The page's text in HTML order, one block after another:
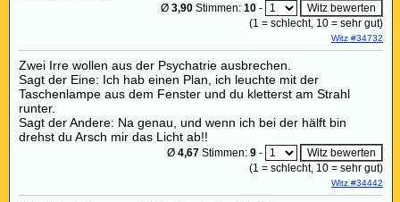
Ø 3,90 Stimmen: 10 -
(1 = schlecht, 10 = sehr gut)
Witz #34732
Zwei Irre wollen aus der Psychatrie ausbrechen.
Sagt der Eine: Ich hab einen Plan, ich leuchte mit der
Taschenlampe aus dem Fenster und du kletterst am Strahl
runter.
Sagt der Andere: Na genau, und wenn ich bei der hälft bin
drehst du Arsch mir das Licht ab!!
Ø 4,67 Stimmen: 9 -
(1 = schlecht, 10 = sehr gut)
Witz #34442